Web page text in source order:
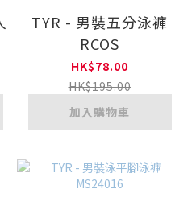
TYR - 男裝五分泳褲
RCOS
HK$78.00
HK$195.00
加入購物車